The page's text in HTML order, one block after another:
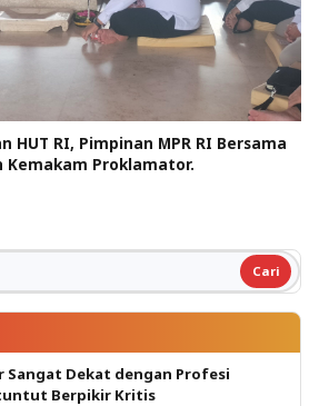
HUT RI, Pimpinan MPR RI Bersama
Kemakam Proklamator.
Sangat Dekat dengan Profesi
Berpikir Kritis